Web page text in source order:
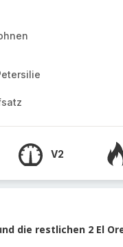
V2
die restlichen 2 El